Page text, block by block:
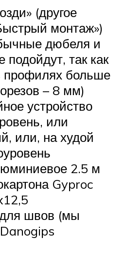
(другое
монтаж»)
дюбеля и
подойдут, так как
профилях больше
– 8 мм)
устройство
или
или, на худой
2.5 м
Gyproc
швов (мы